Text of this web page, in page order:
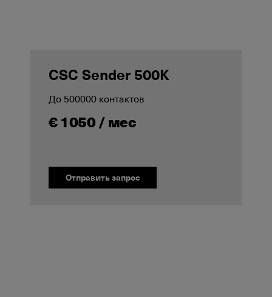
CSC Sender 500K
До 500000 контактов
€ 1050 / мес
Отправить запрос